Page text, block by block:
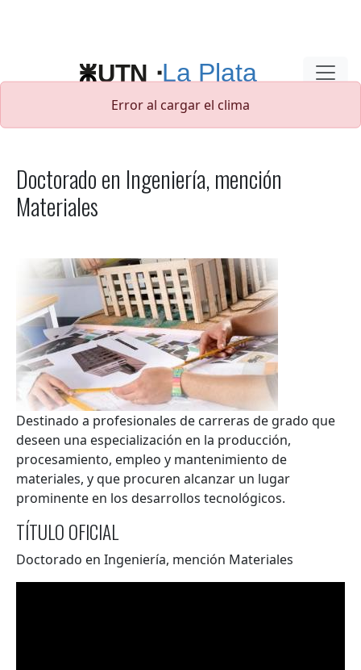
Error al cargar el clima
Doctorado en Ingeniería, mención
Materiales
Imagen
Resumen
Destinado a profesionales de carreras de grado que
deseen una especialización en la producción,
procesamiento, empleo y mantenimiento de
materiales, y que procuren alcanzar un lugar
prominente en los desarrollos tecnológicos.
TÍTULO OFICIAL
Doctorado en Ingeniería, mención Materiales